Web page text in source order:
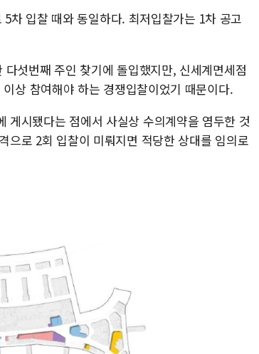
정부, 독도 조사활동
차 입찰 때와 동일하다. 최저입찰가는 1차 공고
섯번째 주인 찾기에 돌입했지만, 신세계면세점
상 참여해야 하는 경쟁입찰이었기 때문이다.
게시됐다는 점에서 사실상 수의계약을 염두한 것
으로 2회 입찰이 미뤄지면 적당한 상대를 임의로